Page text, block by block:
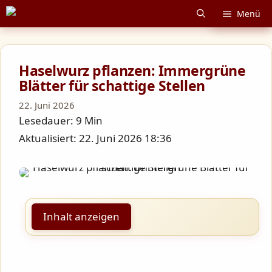
Zum
Inhalt
springen
Menü
Haselwurz pflanzen: Immergrüne
Blätter für schattige Stellen
22. Juni 2026
Lesedauer: 9 Min
Aktualisiert: 22. Juni 2026 18:36
Inhalt anzeigen